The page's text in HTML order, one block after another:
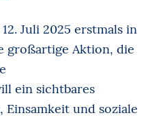
Juli 2025 erstmals in
großartige Aktion, die
ein sichtbares
Einsamkeit und soziale